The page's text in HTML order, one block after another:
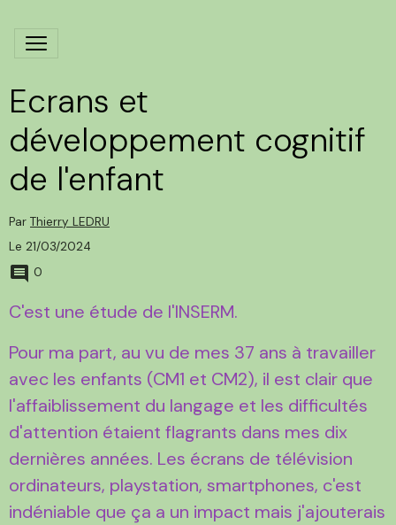
Ecrans et
développement cognitif
de l'enfant
Par Thierry LEDRU
Le 21/03/2024
0
C'est une étude de l'INSERM.
Pour ma part, au vu de mes 37 ans à travailler
avec les enfants (CM1 et CM2), il est clair que
l'affaiblissement du langage et les difficultés
d'attention étaient flagrants dans mes dix
dernières années. Les écrans de télévision
ordinateurs, playstation, smartphones, c'est
indéniable que ça a un impact mais j'ajouterais